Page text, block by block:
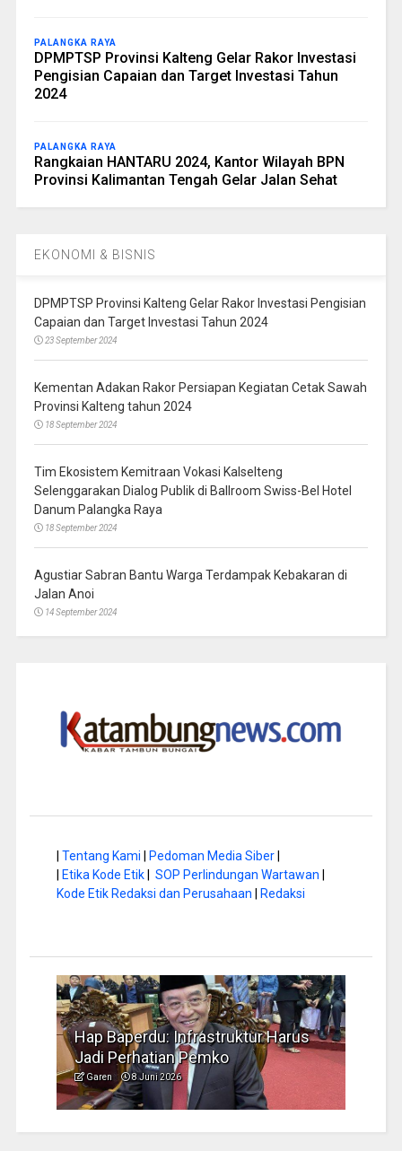
PALANGKA RAYA
DPMPTSP Provinsi Kalteng Gelar Rakor Investasi
Pengisian Capaian dan Target Investasi Tahun
2024
PALANGKA RAYA
Rangkaian HANTARU 2024, Kantor Wilayah BPN
Provinsi Kalimantan Tengah Gelar Jalan Sehat
EKONOMI & BISNIS
DPMPTSP Provinsi Kalteng Gelar Rakor Investasi Pengisian
Capaian dan Target Investasi Tahun 2024
23 September 2024
Kementan Adakan Rakor Persiapan Kegiatan Cetak Sawah
Provinsi Kalteng tahun 2024
18 September 2024
Tim Ekosistem Kemitraan Vokasi Kalselteng
Selenggarakan Dialog Publik di Ballroom Swiss-Bel Hotel
Danum Palangka Raya
18 September 2024
Agustiar Sabran Bantu Warga Terdampak Kebakaran di
Jalan Anoi
14 September 2024
Tentang Kami Pedoman Media Siber|
Etika Kode Etik| SOP Perlindungan Wartawan
Kode Etik Redaksi dan Perusahaan
Redaksi
Hap Baperdu: Infrastruktur Harus
Jadi Perhatian Pemko
Garen 8 Juni 2026